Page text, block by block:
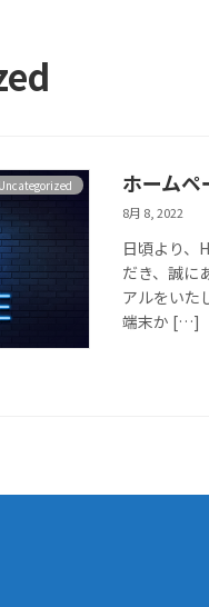
Uncategorized ホーム
8月 8, 2022
日頃より
だき、誠に
アルをいた
端末か […]